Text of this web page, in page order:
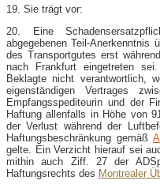
19. Sie trägt vor:
20. Eine
abgegebenen Teil-Anerkenntnis
des Transportgutes erst
nach Frankfurt eingetreten
Beklagte nicht verantwortlich,
eigenständigen Vertrages
Empfangsspediteurin und der
Haftung allenfalls in Höhe von
der Verlust während der
Haftungsbeschränkung gemäß
gelte. Ein Verzicht hierauf sei
mithin auch Ziff. 27 der
Haftungsrechts des Montrealer